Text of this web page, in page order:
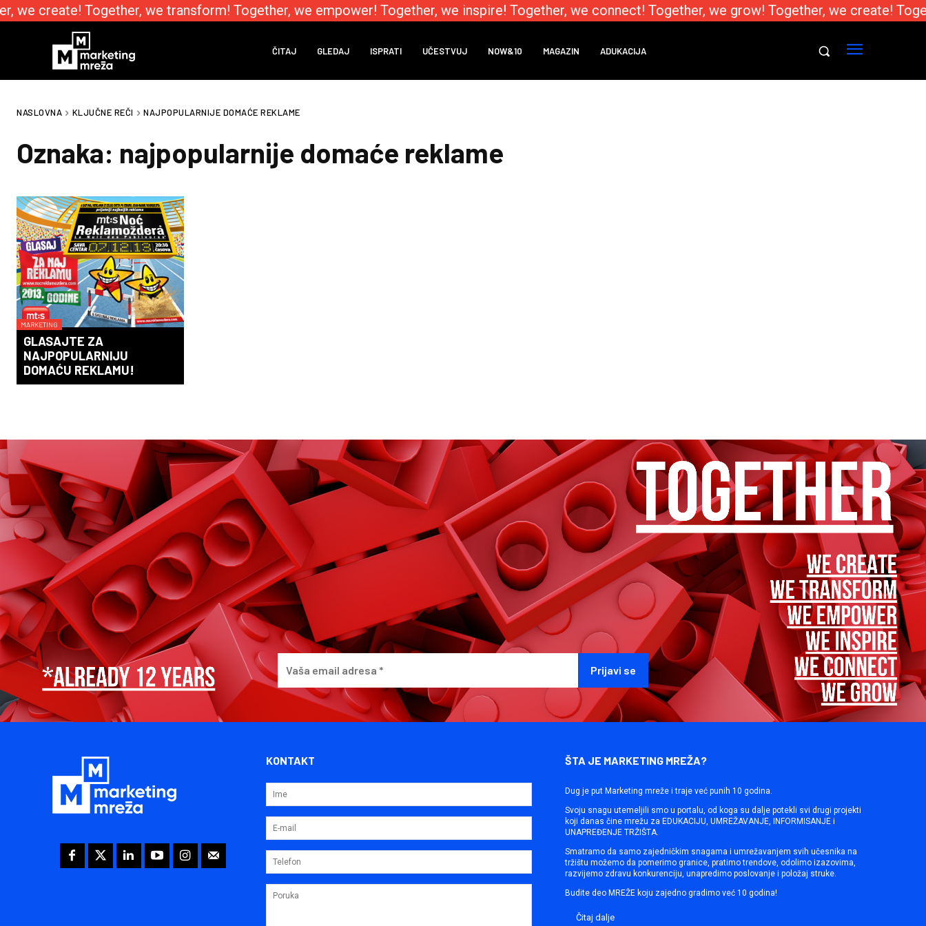
we create! Together, we transform! Together, we empower! Together, we inspire! Together, we connect! Together, we grow! Together, we create!
ČITAJ GLEDAJ ISPRATI UČESTVUJ NOW&10 MAGAZIN ADUKACIJA
NASLOVNA KLJUČNE REČI NAJPOPULARNIJE DOMAĆE REKLAME
Oznaka: najpopularnije domaće reklame
MARKETING
GLASAJTE ZA
NAJPOPULARNIJU
DOMAĆU REKLAMU!
KONTAKT ŠTA JE MARKETING MREŽA?
Dug je put Marketing mreže i traje već punih 10 godina.
Svoju snagu utemeljili smo u portalu, od koga su dalje potekli svi drugi projekti
koji danas čine mrežu za EDUKACIJU, UMREŽAVANJE, INFORMISANJE i
UNAPREĐENJE TRŽIŠTA.
Smatramo da samo zajedničkim snagama i umrežavanjem svih učesnika na
tržištu možemo da pomerimo granice, pratimo trendove, odolimo izazovima,
razvijemo zdravu konkurenciju, unapredimo poslovanje i položaj struke.
Budite deo MREŽE koju zajedno gradimo već 10 godina!
Čitaj dalje